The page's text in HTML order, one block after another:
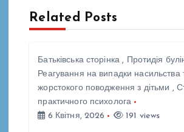
г
а
Related Posts
Батьківська сторінка , Протидія
Реагування на випадки насильства
жорстокого поводження з дітьми ,
практичного психолога
6 Квітня, 2026
191 views